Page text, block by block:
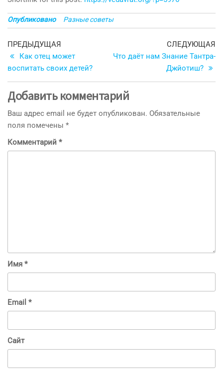
Опубликовано Разные советы
Навигация
по
записям
Предыдущая
запись
ПРЕДЫДУЩАЯ
Как отец может
воспитать своих детей?
СЛЕДУЮЩАЯ
Что даёт нам Знание Тантра-
Джйотиш?
Добавить комментарий
Ваш адрес email не будет опубликован. Обязательные
поля помечены *
Комментарий *
Имя *
Email *
Сайт